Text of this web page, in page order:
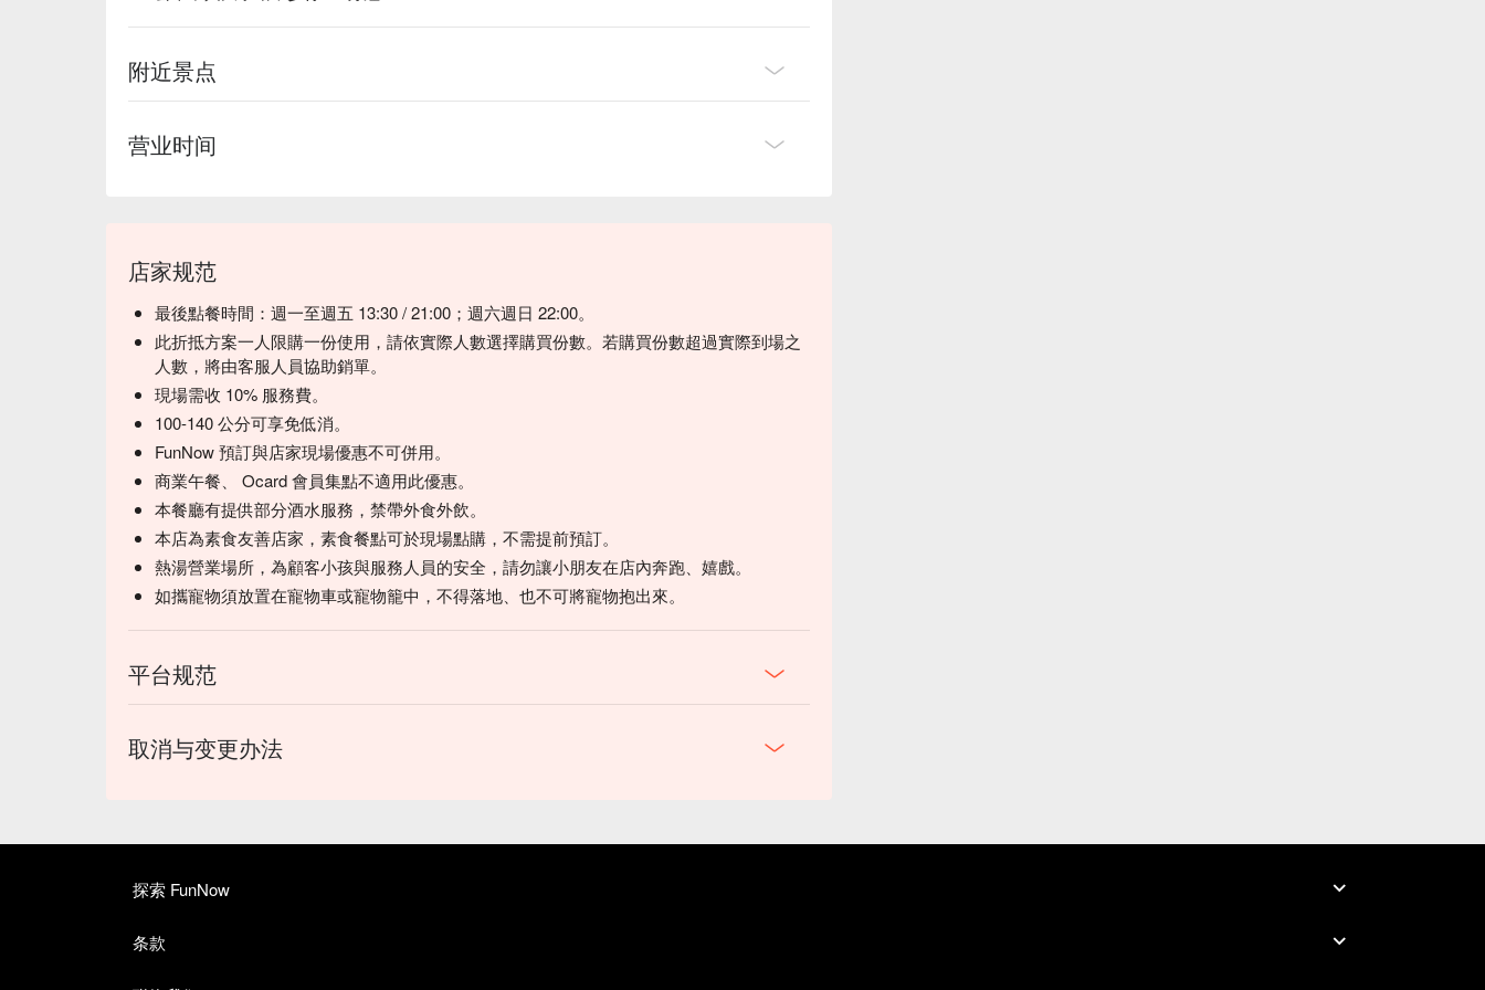
附近景点
营业时间
店家规范
最後點餐時間：週一至週五 13:30 / 21:00；週六週日 22:00。
此折抵方案一人限購一份使用，請依實際人數選擇購買份數。若購買份數超過實際到場之
人數，將由客服人員協助銷單。
現場需收 10% 服務費。
100-140 公分可享免低消。
FunNow 預訂與店家現場優惠不可併用。
商業午餐、 Ocard 會員集點不適用此優惠。
本餐廳有提供部分酒水服務，禁帶外食外飲。
本店為素食友善店家，素食餐點可於現場點購，不需提前預訂。
熱湯營業場所，為顧客小孩與服務人員的安全，請勿讓小朋友在店內奔跑、嬉戲。
如攜寵物須放置在寵物車或寵物籠中，不得落地、也不可將寵物抱出來。
平台规范
取消与变更办法
探索 FunNow
条款